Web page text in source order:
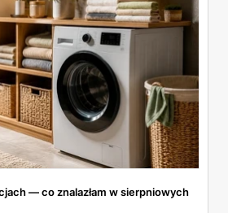
— co znalazłam w sierpniowych